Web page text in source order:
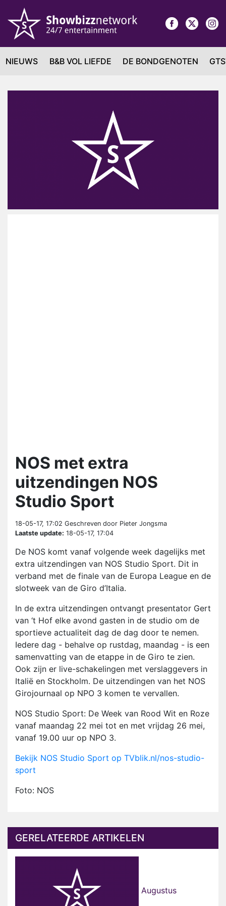
NIEUWS B&B VOL LIEFDE DE BONDGENOTEN
NOS met extra
uitzendingen NOS
Studio Sport
18-05-17, 17:02 Geschreven door Pieter Jongsma
Laatste update: 18-05-17, 17:04
De NOS komt vanaf volgende week dagelijks met
extra uitzendingen van NOS Studio Sport. Dit in
verband met de finale van de Europa League en de
slotweek van de Giro d’Italia.
In de extra uitzendingen ontvangt presentator Gert
van ‘t Hof elke avond gasten in de studio om de
sportieve actualiteit dag de dag door te nemen.
Iedere dag - behalve op rustdag, maandag - is een
samenvatting van de etappe in de Giro te zien.
Ook zijn er live-schakelingen met verslaggevers in
Italië en Stockholm. De uitzendingen van het NOS
Girojournaal op NPO 3 komen te vervallen.
NOS Studio Sport: De Week van Rood Wit en Roze
vanaf maandag 22 mei tot en met vrijdag 26 mei,
vanaf 19.00 uur op NPO 3.
Bekijk NOS Studio Sport op TVblik.nl/nos-studio-
sport
Foto: NOS
GERELATEERDE ARTIKELEN
Augustus